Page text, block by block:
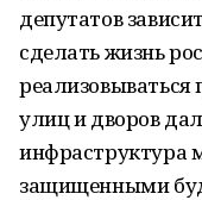
депутатов
сделать жизнь
реализовываться
улиц и дворов
инфраструктура
защищенными